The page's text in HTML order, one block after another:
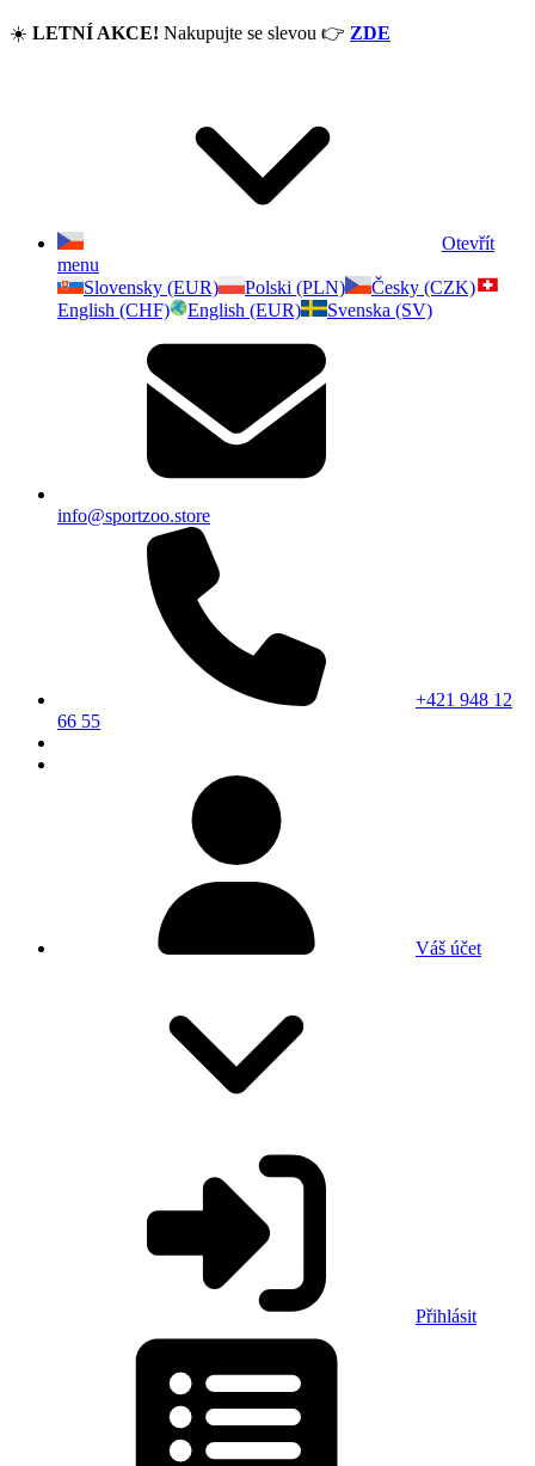
☀️ LETNÍ AKCE! Nakupujte se slevou 👉 ZDE
Otevřít
menu
Slovensky (EUR)
Polski (PLN)
Česky (CZK)
English (CHF)
English (EUR) Svenska (SV)
info@sportzoo.store
+421 948 12
66 55
Váš účet
Přihlásit